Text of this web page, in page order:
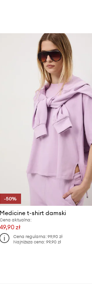
-50%
Medicine t-shirt damski
Cena aktualna:
49,90 zł
Cena regularna: 99,90 zł
Najniższa cena: 99,90 zł